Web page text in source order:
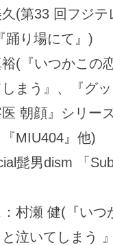
(第33 回フジテ
踊り場にて』)
(『いつかこの
まう』、『グ
朝顔』シリー
MIU404』他)
髭男dism 「
村瀬 健(『いつ
泣いてしまう